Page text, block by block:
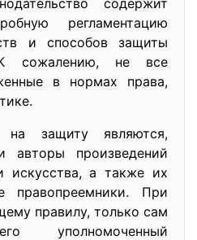
содержит
регламентацию
и способов защиты
сожалению, не все
в нормах права,
на защиту являются,
авторы произведений
искусства, а также их
правопреемники. При
правилу, только сам
уполномоченный